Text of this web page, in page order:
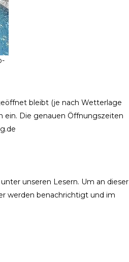
bleibt (je nach Wetterlage
ein. Die genauen Öffnungszeiten
unseren Lesern. Um an dieser
werden benachrichtigt und im